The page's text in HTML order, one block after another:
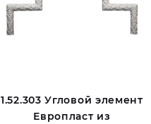
1.52.303 Угловой элемент
Европласт из